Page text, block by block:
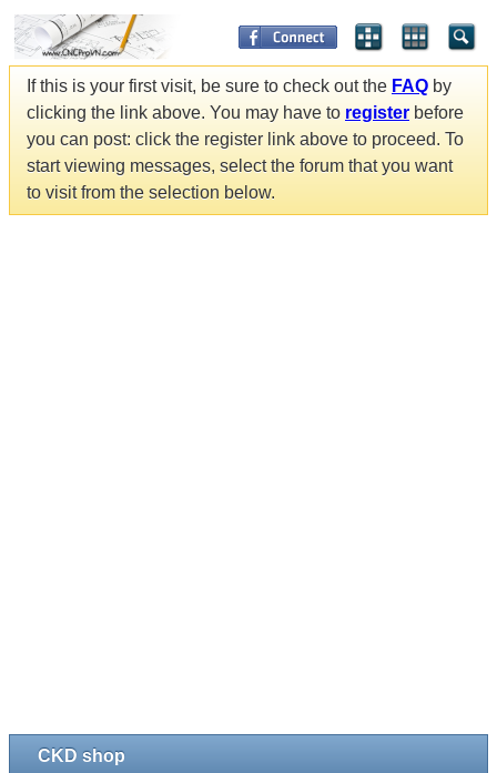
If this is your first visit, be sure to check out the FAQ by
clicking the link above. You may have to register before
you can post: click the register link above to proceed. To
start viewing messages, select the forum that you want
to visit from the selection below.
CKD shop